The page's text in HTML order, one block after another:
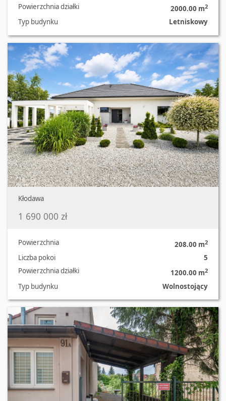
Powierzchnia działki
2000.00 m2
Typ budynku
Letniskowy
Kłodawa
1 690 000 zł
Powierzchnia 208.00 m2
Liczba pokoi
5
Powierzchnia działki
1200.00 m2
Typ budynku
Wolnostojący